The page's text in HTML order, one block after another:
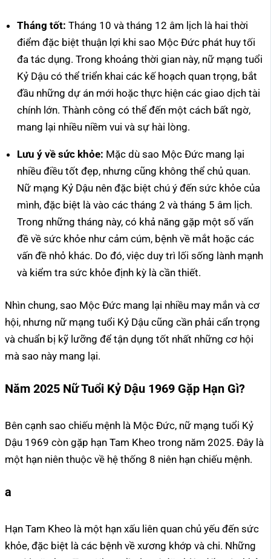
Tháng tốt: Tháng 10 và tháng 12 âm lịch là hai thời
điểm đặc biệt thuận lợi khi sao Mộc Đức phát huy tối
đa tác dụng. Trong khoảng thời gian này, nữ mạng tuổi
Kỷ Dậu có thể triển khai các kế hoạch quan trọng, bắt
đầu những dự án mới hoặc thực hiện các giao dịch tài
chính lớn. Thành công có thể đến một cách bất ngờ,
mang lại nhiều niềm vui và sự hài lòng.
Lưu ý về sức khỏe: Mặc dù sao Mộc Đức mang lại
nhiều điều tốt đẹp, nhưng cũng không thể chủ quan.
Nữ mạng Kỷ Dậu nên đặc biệt chú ý đến sức khỏe của
mình, đặc biệt là vào các tháng 2 và tháng 5 âm lịch.
Trong những tháng này, có khả năng gặp một số vấn
đề về sức khỏe như cảm cúm, bệnh về mắt hoặc các
vấn đề nhỏ khác. Do đó, việc duy trì lối sống lành mạnh
và kiểm tra sức khỏe định kỳ là cần thiết.
Nhìn chung, sao Mộc Đức mang lại nhiều may mắn và cơ
hội, nhưng nữ mạng tuổi Kỷ Dậu cũng cần phải cẩn trọng
và chuẩn bị kỹ lưỡng để tận dụng tốt nhất những cơ hội
mà sao này mang lại.
Năm 2025 Nữ Tuổi Kỷ Dậu 1969 Gặp Hạn Gì?
Bên cạnh sao chiếu mệnh là Mộc Đức, nữ mạng tuổi Kỷ
Dậu 1969 còn gặp hạn Tam Kheo trong năm 2025. Đây là
một hạn niên thuộc về hệ thống 8 niên hạn chiếu mệnh.
a
Hạn Tam Kheo là một hạn xấu liên quan chủ yếu đến sức
khỏe, đặc biệt là các bệnh về xương khớp và chi. Những